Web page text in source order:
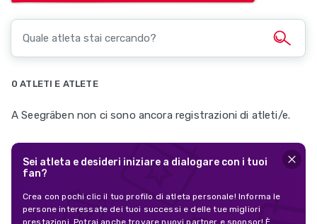
0 ATLETI E ATLETE
A Seegräben non ci sono ancora registrazioni di atleti/e.
Sei atleta e desideri iniziare a dialogare con i tuoi
fan?
Crea con pochi clic il tuo profilo di atleta personale! Informa le
persone interessate dei tuoi successi e delle tue migliori
prestazioni. Potrai anche trovare nuovi partner e sponsor! È